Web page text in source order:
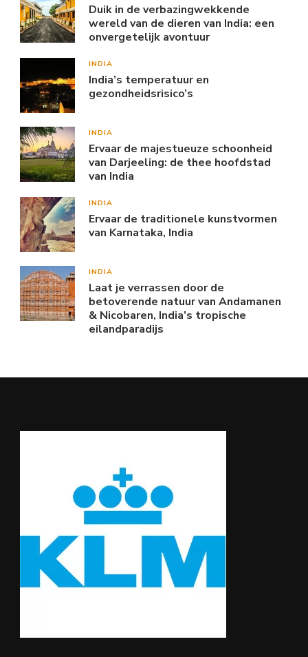
Duik in de verbazingwekkende
wereld van de dieren van India: een
onvergetelijk avontuur
INDIA
India’s temperatuur en
gezondheidsrisico’s
INDIA
Ervaar de majestueuze schoonheid
van Darjeeling: de thee hoofdstad
van India
INDIA
Ervaar de traditionele kunstvormen
van Karnataka, India
INDIA
Laat je verrassen door de
betoverende natuur van Andamanen
& Nicobaren, India’s tropische
eilandparadijs